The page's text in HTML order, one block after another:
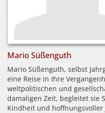
Mario Süßenguth
Mario Süßenguth, selbst
eine Reise in Ihre
weltpolitischen und
damaligen Zeit, begleitet sie
Kindheit und hoffnungsvoller